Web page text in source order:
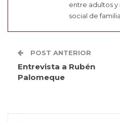
entre adultos y
social de
POST ANTERIOR
Entrevista a Rubén
Palomeque